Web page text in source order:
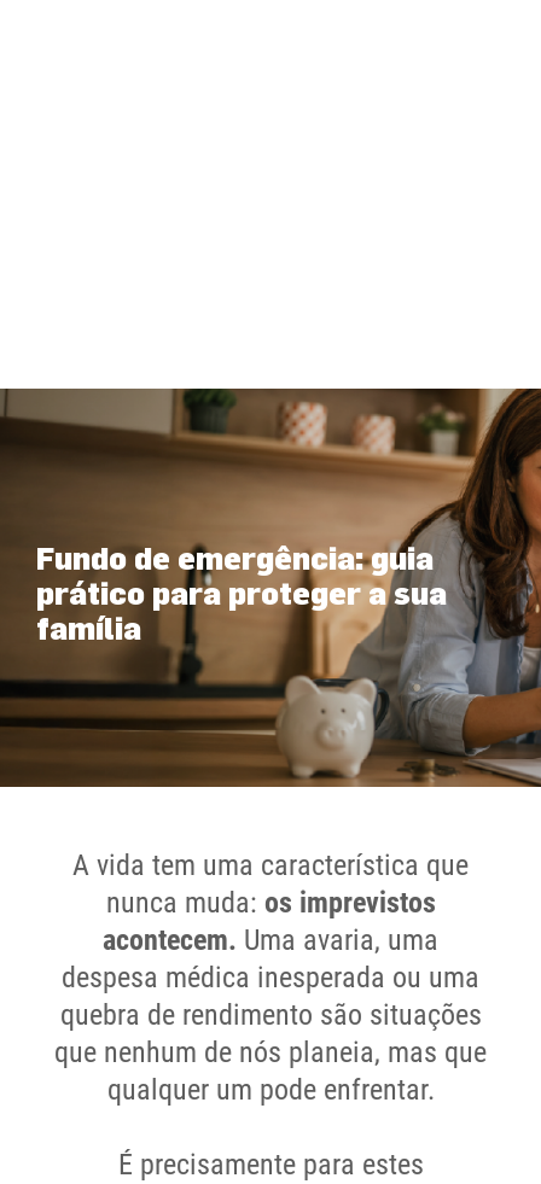
Fundo de emergência: guia
prático para proteger a sua
família
A vida tem uma característica que
nunca muda: os imprevistos
acontecem. Uma avaria, uma
despesa médica inesperada ou uma
quebra de rendimento são situações
que nenhum de nós planeia, mas que
qualquer um pode enfrentar.
É precisamente para estes